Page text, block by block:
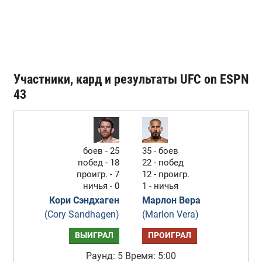
Участники, кард и результаты UFC on ESPN
43
боев - 25
побед - 18
проигр. - 7
ничья - 0
Кори Сэндхаген
(Cory Sandhagen)
35 - боев
22 - побед
12 - проигр.
1 - ничья
Марлон Вера
(Marlon Vera)
ВЫИГРАЛ ПРОИГРАЛ
Раунд: 5 Время: 5:00